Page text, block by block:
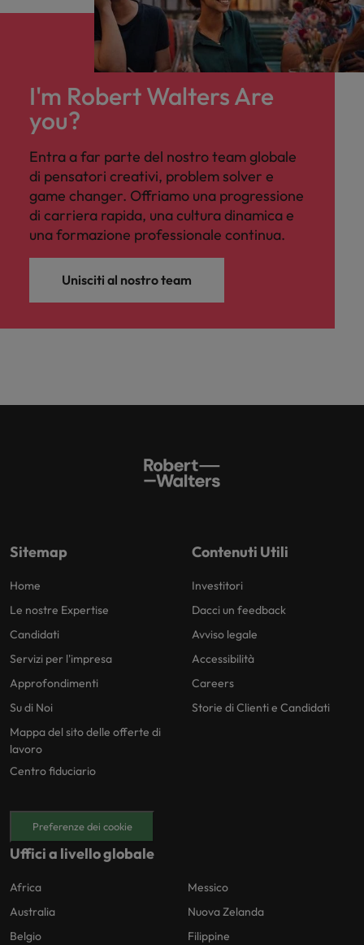
I'm Robert Walters Are
you?
Entra a far parte del nostro team globale
di pensatori creativi, problem solver e
game changer. Offriamo una progressione
di carriera rapida, una cultura dinamica e
una formazione professionale continua.
Unisciti al nostro team
Sitemap
Home
Le nostre Expertise
Candidati
Servizi per l'impresa
Approfondimenti
Su di Noi
Mappa del sito delle offerte di
lavoro
Centro fiduciario
Contenuti Utili
Investitori
Dacci un feedback
Avviso legale
Accessibilità
Careers
Storie di Clienti e Candidati
Preferenze dei cookie
Uffici a livello globale
Africa
Australia
Belgio
Messico
Nuova Zelanda
Filippine